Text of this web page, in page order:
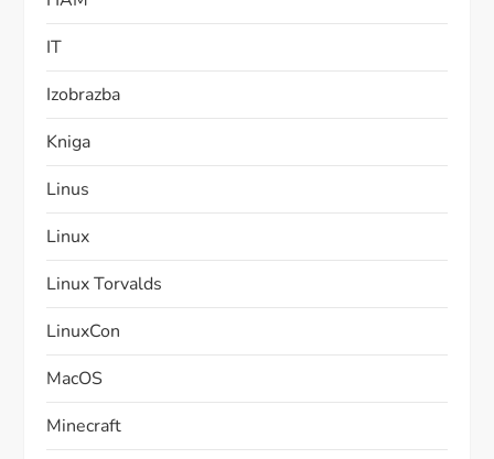
IT
Izobrazba
Kniga
Linus
Linux
Linux Torvalds
LinuxCon
MacOS
Minecraft